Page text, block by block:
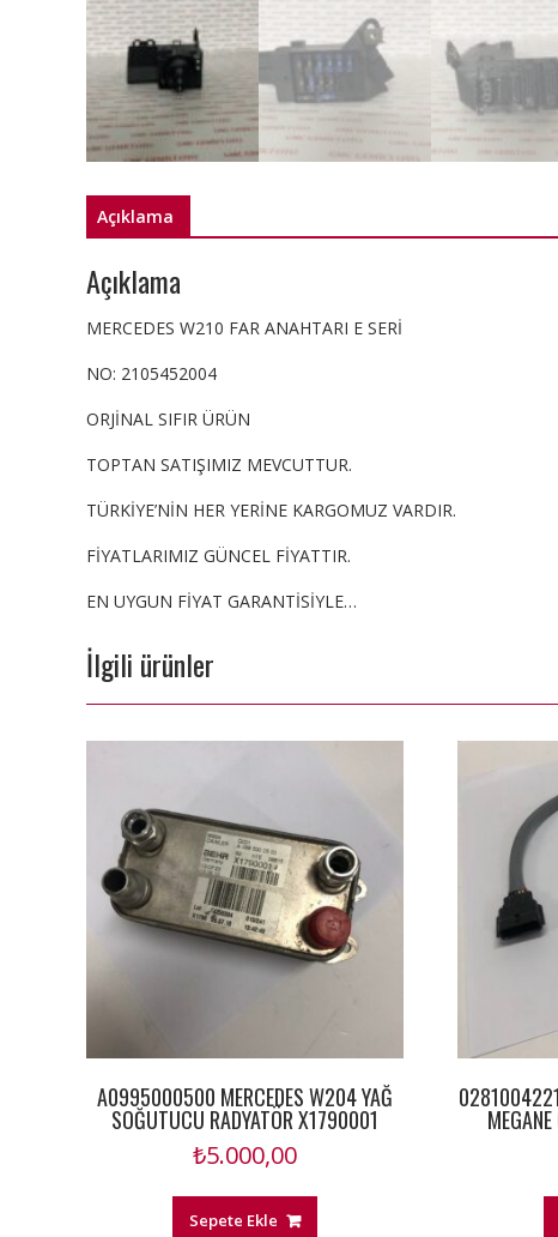
Açıklama
Açıklama
MERCEDES W210 FAR ANAHTARI E SERİ
NO: 2105452004
ORJİNAL SIFIR ÜRÜN
TOPTAN SATIŞIMIZ MEVCUTTUR.
TÜRKİYE’NİN HER YERİNE KARGOMUZ VARDIR.
FİYATLARIMIZ GÜNCEL FİYATTIR.
EN UYGUN FİYAT GARANTİSİYLE…
İlgili ürünler
A0995000500 MERCEDES W204 YAĞ
SOĞUTUCU RADYATÖR X1790001
₺5.000,00
Sepete Ekle